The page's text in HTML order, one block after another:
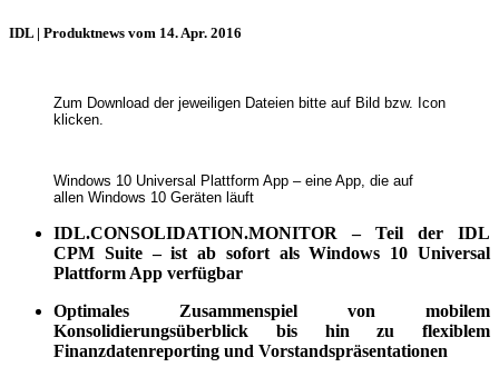
IDL | Produktnews vom 14. Apr. 2016
Zum Download der jeweiligen Dateien bitte auf Bild bzw. Icon
klicken.
Windows 10 Universal Plattform App – eine App, die auf
allen Windows 10 Geräten läuft
IDL.CONSOLIDATION.MONITOR – Teil der IDL
CPM Suite – ist ab sofort als Windows 10 Universal
Plattform App verfügbar
Optimales Zusammenspiel von mobilem
Konsolidierungsüberblick bis hin zu flexiblem
Finanzdatenreporting und Vorstandspräsentationen